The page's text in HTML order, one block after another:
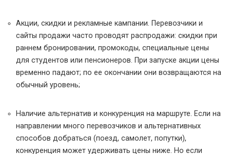
Акции, скидки и рекламные кампании. Перевозчики и
сайты продажи часто проводят распродажи: скидки при
раннем бронировании, промокоды, специальные цены
для студентов или пенсионеров. При запуске акции цены
временно падают; по ее окончании они возвращаются на
обычный уровень;
Наличие альтернатив и конкуренция на маршруте. Если на
направлении много перевозчиков и альтернативных
способов добраться (поезд, самолет, попутки),
конкуренция может удерживать цены ниже. Но если